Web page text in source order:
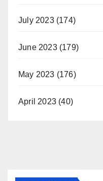
July 2023(174)
June 2023(179)
May 2023 (176)
April 2023 (40)